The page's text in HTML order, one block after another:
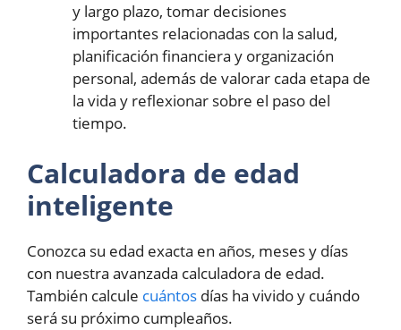
y largo plazo, tomar decisiones
importantes relacionadas con la salud,
planificación financiera y organización
personal, además de valorar cada etapa de
la vida y reflexionar sobre el paso del
tiempo.
Calculadora de edad
inteligente
Conozca su edad exacta en años, meses y días
con nuestra avanzada calculadora de edad.
También calcule cuántos días ha vivido y cuándo
será su próximo cumpleaños.